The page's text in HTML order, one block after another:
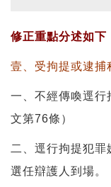
修正重點分述如下
壹、受拘提或逮捕
一、不經傳喚逕行
文第76條）
二、逕行拘提犯
選任辯護人到場。